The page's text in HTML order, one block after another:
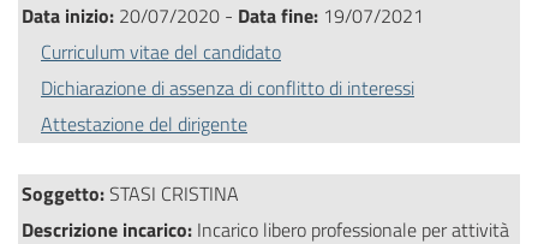
Data inizio: 20/07/2020 - Data fine: 19/07/2021
Curriculum vitae del candidato
Dichiarazione di assenza di conflitto di interessi
Attestazione del dirigente
Soggetto:STASI CRISTINA
Descrizione incarico: Incarico libero professionale per attività